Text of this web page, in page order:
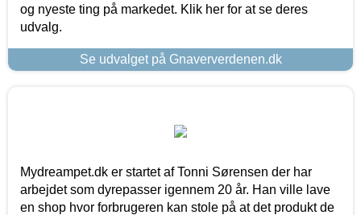
og nyeste ting på markedet. Klik her for at se deres
udvalg.
Se udvalget på Gnaververdenen.dk
Mydreampet.dk er startet af Tonni Sørensen der har
arbejdet som dyrepasser igennem 20 år. Han ville lave
en shop hvor forbrugeren kan stole på at det produkt de